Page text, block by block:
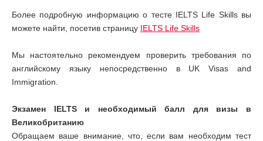
Более подробную информацию о тесте IELTS Life Skills вы
можете найти, посетив страницу IELTS Life Skills
Мы настоятельно рекомендуем проверить требования по
английскому языку непосредственно в UK Visas and
Immigration.
Экзамен IELTS и необходимый балл для визы в
Великобританию
Обращаем ваше внимание, что, если вам необходим тест